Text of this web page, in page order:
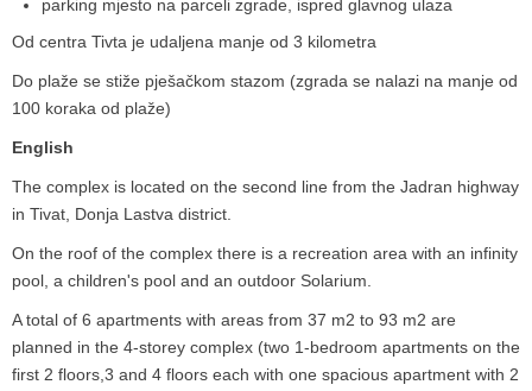
parking mjesto na parceli zgrade, ispred glavnog ulaza
Od centra Tivta je udaljena manje od 3 kilometra
Do plaže se stiže pješačkom stazom (zgrada se nalazi na manje od
100 koraka od plaže)
English
The complex is located on the second line from the Jadran highway
in Tivat, Donja Lastva district.
On the roof of the complex there is a recreation area with an infinity
pool, a children's pool and an outdoor Solarium.
A total of 6 apartments with areas from 37 m2 to 93 m2 are
planned in the 4-storey complex (two 1-bedroom apartments on the
first 2 floors,3 and 4 floors each with one spacious apartment with 2